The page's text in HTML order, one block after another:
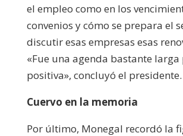
el empleo como en los
convenios y cómo se prepara el
discutir esas empresas esas
«Fue una agenda bastante
positiva», concluyó el presidente.
Cuervo en la memoria
Por último, Monegal recordó la